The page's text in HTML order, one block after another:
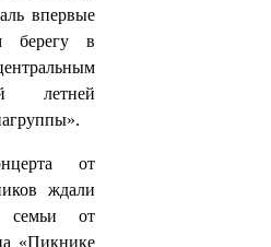
впервые
берегу в
летней
от
ждали
семьи от
«Пикнике